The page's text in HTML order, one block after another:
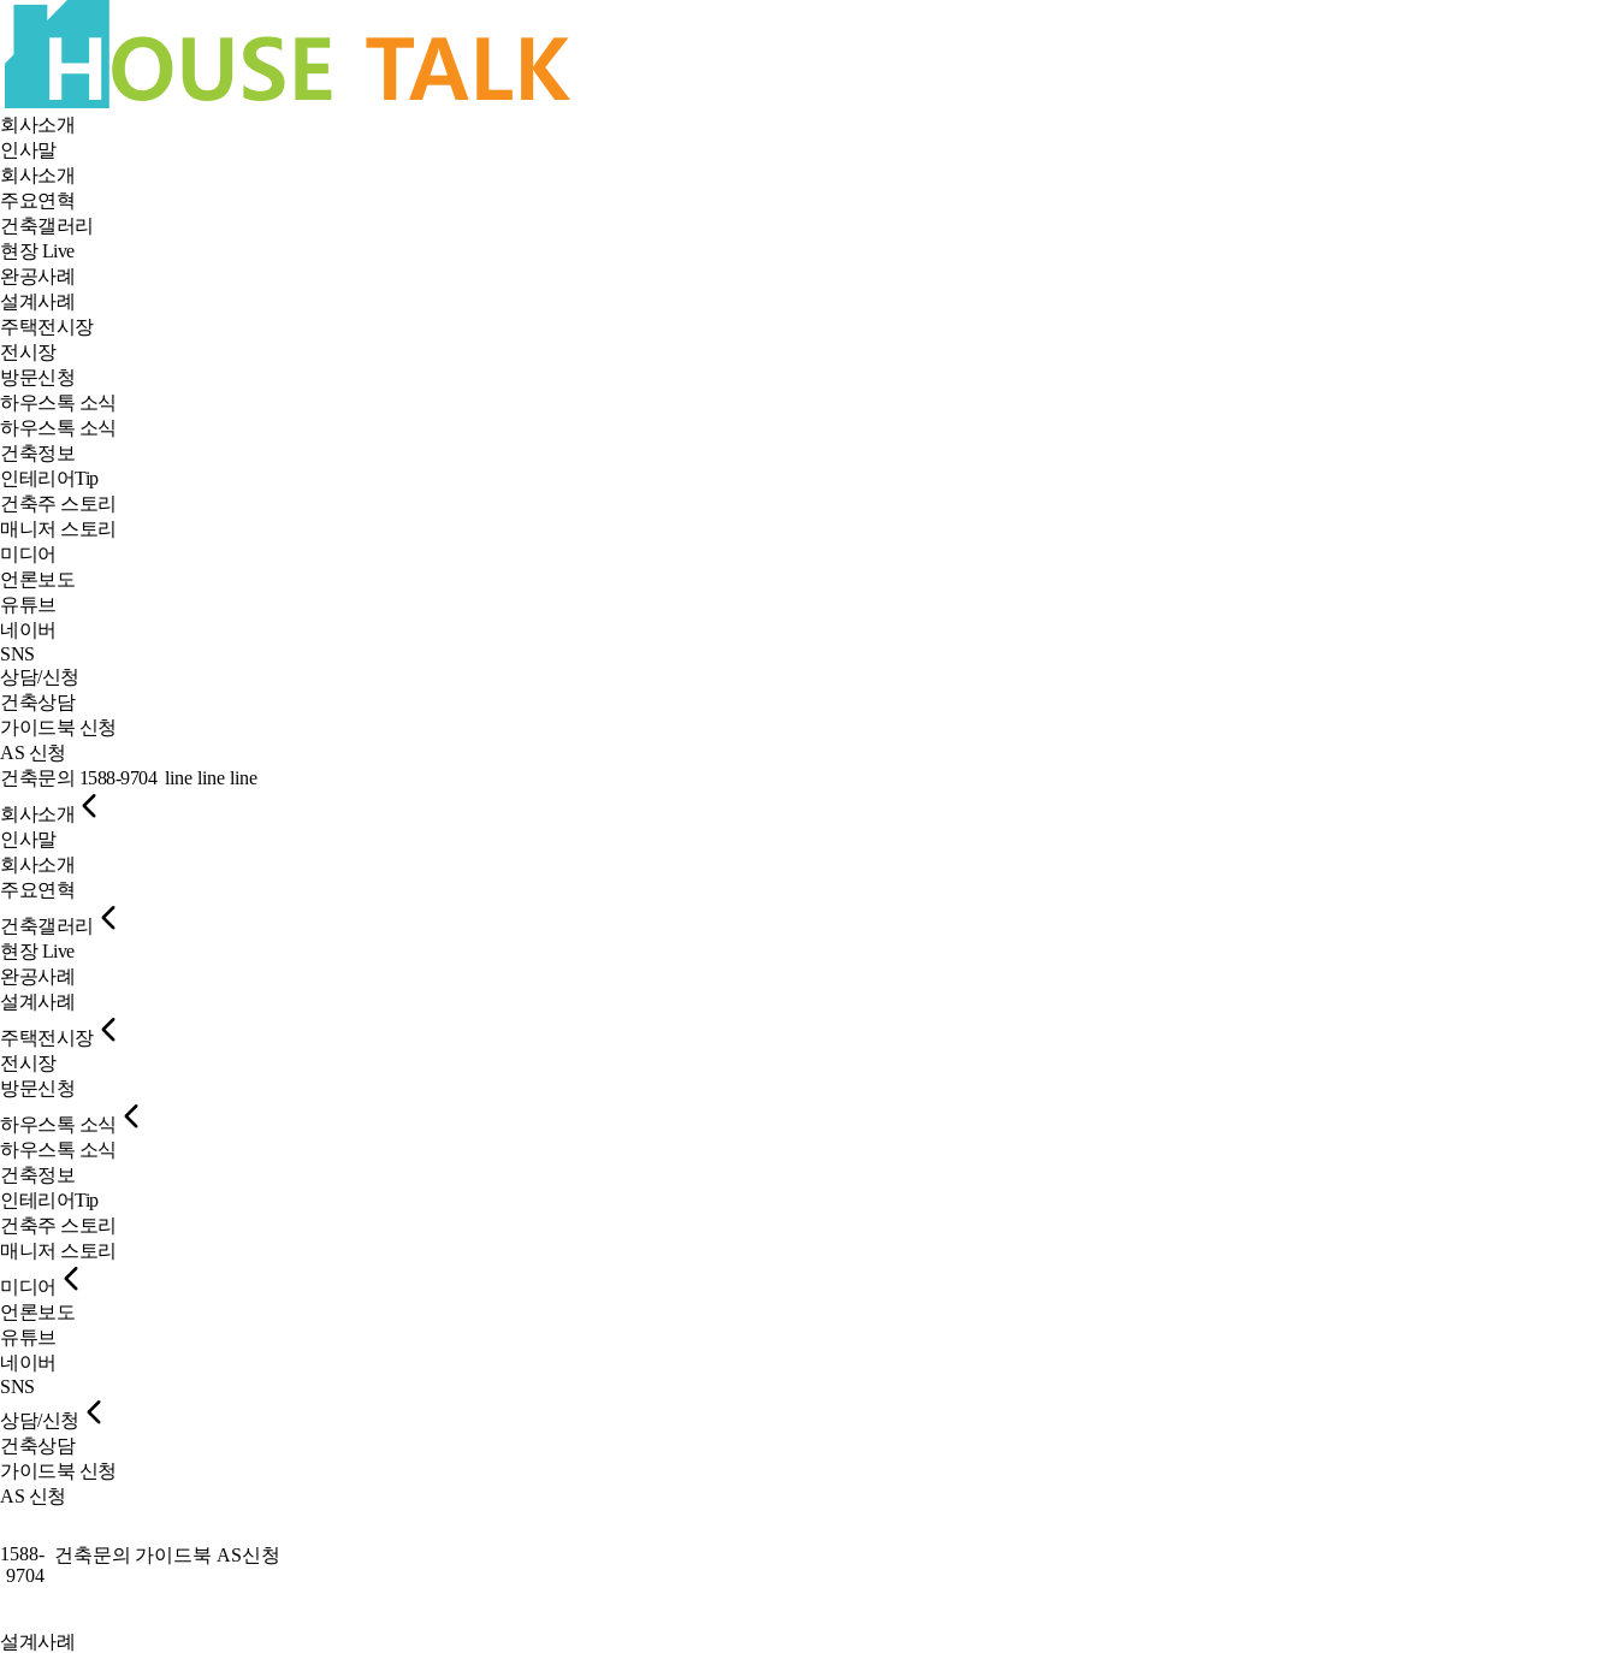
회사소개
인사말
회사소개
주요연혁
건축갤러리
현장 Live
완공사례
설계사례
주택전시장
전시장
방문신청
하우스톡 소식
하우스톡 소식
건축정보
인테리어Tip
건축주 스토리
매니저 스토리
미디어
언론보도
유튜브
네이버
SNS
상담/신청
건축상담
가이드북 신청
AS 신청
건축문의 1588-9704 line line line
회사소개
인사말
회사소개
주요연혁
건축갤러리
현장 Live
완공사례
설계사례
주택전시장
전시장
방문신청
하우스톡 소식
하우스톡 소식
건축정보
인테리어Tip
건축주 스토리
매니저 스토리
미디어
언론보도
유튜브
네이버
SNS
상담/신청
건축상담
가이드북 신청
AS 신청
1588-
9704
건축문의 가이드북 AS신청
설계사례